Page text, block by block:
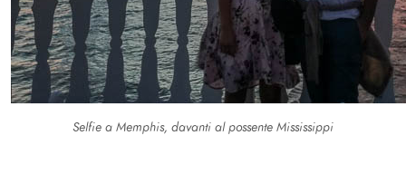
Selfie a Memphis, davanti al possente Mississippi